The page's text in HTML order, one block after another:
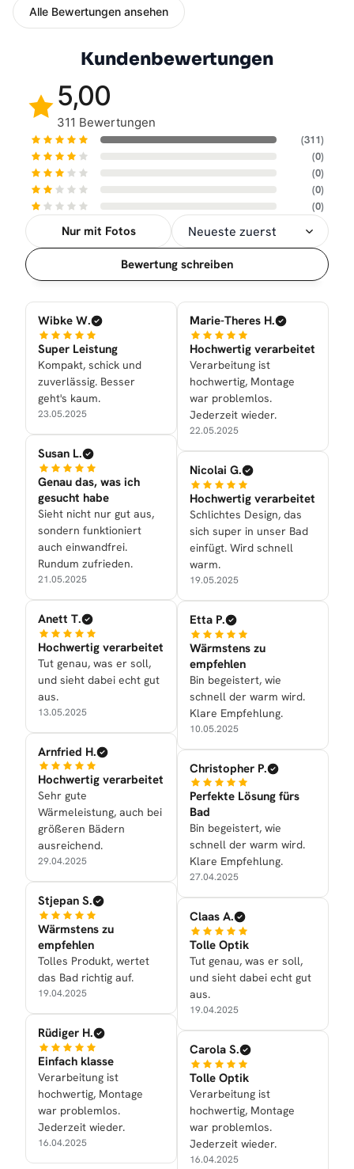
Alle Bewertungen ansehen
Kundenbewertungen
5,00
311 Bewertungen
(311)
(0)
(0)
(0)
(0)
Nur mit Fotos
Sortierung
Bewertung schreiben
Wibke W.
Super Leistung
Kompakt, schick und
zuverlässig. Besser
geht's kaum.
23.05.2025
Susan L.
Genau das, was ich
gesucht habe
Sieht nicht nur gut aus,
sondern funktioniert
auch einwandfrei.
Rundum zufrieden.
21.05.2025
Anett T.
Hochwertig verarbeitet
Tut genau, was er soll,
und sieht dabei echt gut
aus.
13.05.2025
Arnfried H.
Hochwertig verarbeitet
Sehr gute
Wärmeleistung, auch bei
größeren Bädern
ausreichend.
29.04.2025
Stjepan S.
Wärmstens zu
empfehlen
Tolles Produkt, wertet
das Bad richtig auf.
19.04.2025
Rüdiger H.
Einfach klasse
Verarbeitung ist
hochwertig, Montage
war problemlos.
Jederzeit wieder.
16.04.2025
Marie-Theres H.
Hochwertig verarbeitet
Verarbeitung ist
hochwertig, Montage
war problemlos.
Jederzeit wieder.
22.05.2025
Nicolai G.
Hochwertig verarbeitet
Schlichtes Design, das
sich super in unser Bad
einfügt. Wird schnell
warm.
19.05.2025
Etta P.
Wärmstens zu
empfehlen
Bin begeistert, wie
schnell der warm wird.
Klare Empfehlung.
10.05.2025
Christopher P.
Perfekte Lösung fürs
Bad
Bin begeistert, wie
schnell der warm wird.
Klare Empfehlung.
27.04.2025
Claas A.
Tolle Optik
Tut genau, was er soll,
und sieht dabei echt gut
aus.
19.04.2025
Carola S.
Tolle Optik
Verarbeitung ist
hochwertig, Montage
war problemlos.
Jederzeit wieder.
16.04.2025